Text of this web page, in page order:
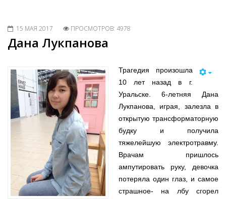
15 МАЯ 2017 ПРОСМОТРОВ: 4978
Дана Лукпанова
Трагедия произошла
10 лет назад в г.
Уральске. 6-летняя Дана
Лукпанова, играя, залезла в
открытую трансформаторную
будку и получила
тяжелейшую электротравму.
Врачам пришлось
ампутировать руку, девочка
потеряла один глаз, и самое
страшное- на лбу сгорел